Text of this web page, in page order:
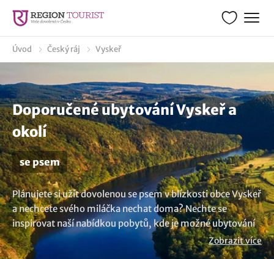
Úvod Český ráj Vyskeř
Doporučené ubytování Vyskeř a
okolí
se psem
Plánujete si užít dovolenou se psem v blízkosti obce Vyskeř
a nechcete svého miláčka nechat doma? Nechte se
inspirovat naší nabídkou pobytů, kde je možné ubytování
se psem nebo domácím zvířetem. Užijte si bezstarostnou
dovolenou i s kočkou v místech, která jsou přátelská k
Zobrazit více